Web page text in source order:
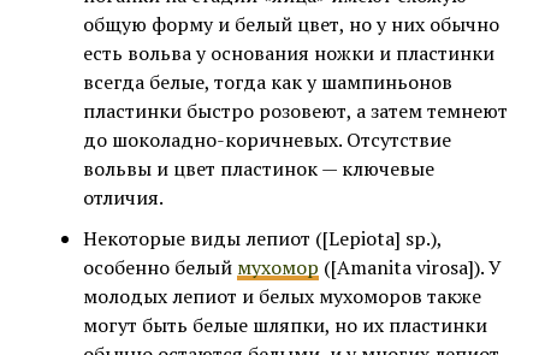
общую форму и белый цвет, но у них обычно
есть вольва у основания ножки и пластинки
всегда белые, тогда как у шампиньонов
пластинки быстро розовеют, а затем темнеют
до шоколадно-коричневых. Отсутствие
вольвы и цвет пластинок — ключевые
отличия.
Некоторые виды лепиот ([Lepiota] sp.),
особенно белый мухомор ([Amanita virosa]). У
молодых лепиот и белых мухоморов также
могут быть белые шляпки, но их пластинки